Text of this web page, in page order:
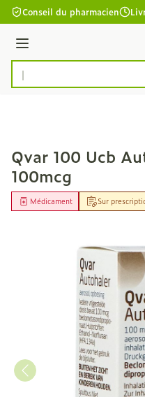
Aller au contenu
Conseil du pharmacien
Menu
Rechercher
Qvar 100 Ucb
100mcg
Sur
Médicament